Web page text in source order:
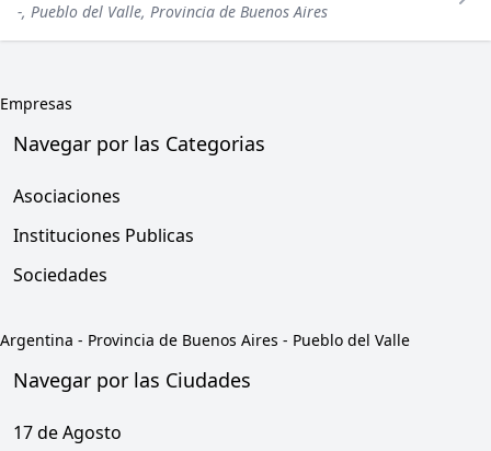
-, Pueblo del Valle, Provincia de Buenos Aires
Empresas
Navegar por las Categorias
Asociaciones
Instituciones Publicas
Sociedades
Argentina - Provincia de Buenos Aires - Pueblo del Valle
Navegar por las Ciudades
17 de Agosto